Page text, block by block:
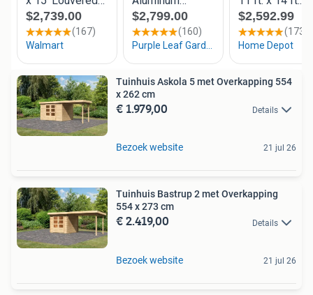
Tuinhuis Askola 5 met Overkapping 554
x 262 cm
€ 1.979,00 Details
Bezoek website 21 jul 26
Tuinhuis Bastrup 2 met Overkapping
554 x 273 cm
€ 2.419,00 Details
Bezoek website 21 jul 26